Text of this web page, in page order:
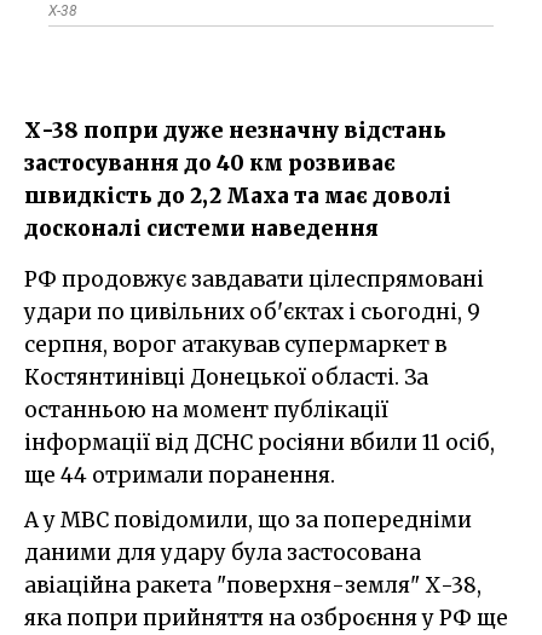
Х-38
Х-38 попри дуже незначну відстань
застосування до 40 км розвиває
швидкість до 2,2 Маха та має доволі
досконалі системи наведення
РФ продовжує завдавати цілеспрямовані
удари по цивільних об'єктах і сьогодні, 9
серпня, ворог атакував супермаркет в
Костянтинівці Донецької області. За
останньою на момент публікації
інформації від ДСНС росіяни вбили 11 осіб,
ще 44 отримали поранення.
А у МВС повідомили, що за попередніми
даними для удару була застосована
авіаційна ракета "поверхня-земля" Х-38,
яка попри прийняття на озброєння у РФ ще